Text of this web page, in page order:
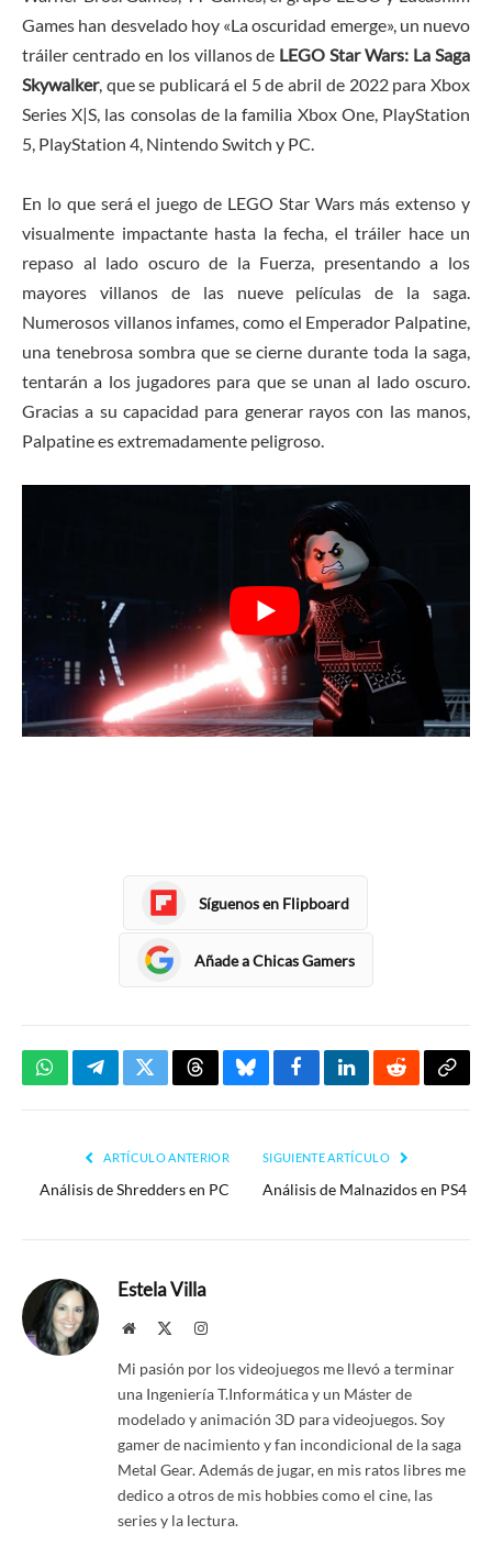
Games han desvelado hoy «La oscuridad emerge», un nuevo
tráiler centrado en los villanos de LEGO Star Wars: La Saga
Skywalker, que se publicará el 5 de abril de 2022 para Xbox
Series X|S, las consolas de la familia Xbox One, PlayStation
5, PlayStation 4, Nintendo Switch y PC.
En lo que será el juego de LEGO Star Wars más extenso y
visualmente impactante hasta la fecha, el tráiler hace un
repaso al lado oscuro de la Fuerza, presentando a los
mayores villanos de las nueve películas de la saga.
Numerosos villanos infames, como el Emperador Palpatine,
una tenebrosa sombra que se cierne durante toda la saga,
tentarán a los jugadores para que se unan al lado oscuro.
Gracias a su capacidad para generar rayos con las manos,
Palpatine es extremadamente peligroso.
Síguenos en Flipboard
Añade a Chicas Gamers
WhatsAppTelegramTwitterThreadsBlueskyFacebookLinkedInReddit
ARTÍCULO ANTERIOR
Análisis de Shredders en PC
SIGUIENTE ARTÍCULO
Análisis de Malnazidos en PS4
Estela Villa
Website Instagram
Mi pasión por los videojuegos me llevó a terminar
una Ingeniería T.Informática y un Máster de
modelado y animación 3D para videojuegos. Soy
gamer de nacimiento y fan incondicional de la saga
Metal Gear. Además de jugar, en mis ratos libres me
dedico a otros de mis hobbies como el cine, las
series y la lectura.